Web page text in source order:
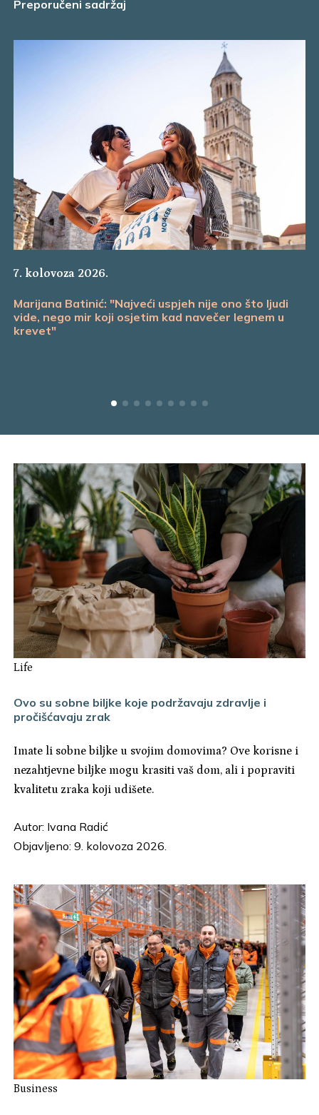
Preporučeni sadržaj
7. kolovoza 2026.
Marijana Batinić: "Najveći uspjeh nije ono što ljudi
vide, nego mir koji osjetim kad navečer legnem u
krevet"
Life
Ovo su sobne biljke koje podržavaju zdravlje i
pročišćavaju zrak
Imate li sobne biljke u svojim domovima? Ove korisne i
nezahtjevne biljke mogu krasiti vaš dom, ali i popraviti
kvalitetu zraka koji udišete.
Autor: Ivana Radić
Objavljeno: 9. kolovoza 2026.
Business